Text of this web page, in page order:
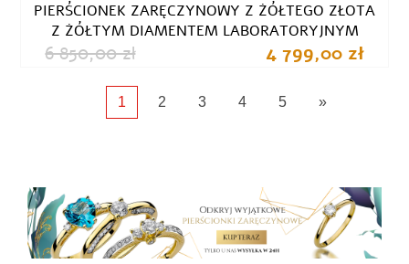
PIERŚCIONEK ZARĘCZYNOWY Z ŻÓŁTEGO ZŁOTA
Z ŻÓŁTYM DIAMENTEM LABORATORYJNYM
6 850,00 zł 4 799,00 zł
1 2 3 4 5 »